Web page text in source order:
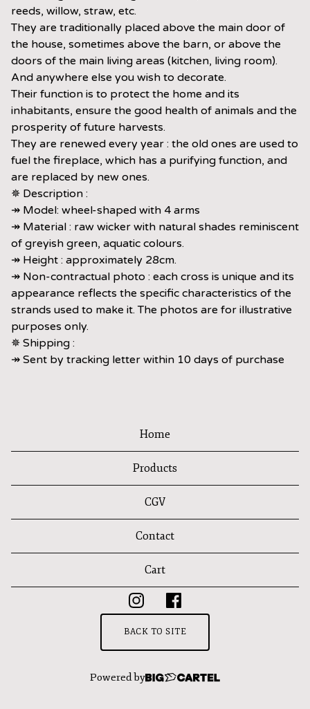
reeds, willow, straw, etc.
They are traditionally placed above the main door of
the house, sometimes above the barn, or above the
doors of the main living areas (kitchen, living room).
And anywhere else you wish to decorate.
Their function is to protect the home and its
inhabitants, ensure the good health of animals and the
prosperity of future harvests.
They are renewed every year : the old ones are used to
fuel the fireplace, which has a purifying function, and
are replaced by new ones.
✵ Description :
↠ Model: wheel-shaped with 4 arms
↠ Material : raw wicker with natural shades reminiscent
of greyish green, aquatic colours.
↠ Height : approximately 28cm.
↠ Non-contractual photo : each cross is unique and its
appearance reflects the specific characteristics of the
strands used to make it. The photos are for illustrative
purposes only.
✵ Shipping :
↠ Sent by tracking letter within 10 days of purchase
Home
Products
CGV
Contact
Cart
BACK TO SITE
Powered by